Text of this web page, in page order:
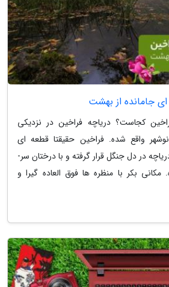
جامانده از بهشت
کجاست؟ دریاچه فراخین در نزدیکی
واقع شده. فراخین حقیقتا قطعه ای
جامانده از بهشت است. دریاچه در دل جنگل قرار گرفته و با درختان سر­
بکر با منظره ها فوق العاده گیرا و